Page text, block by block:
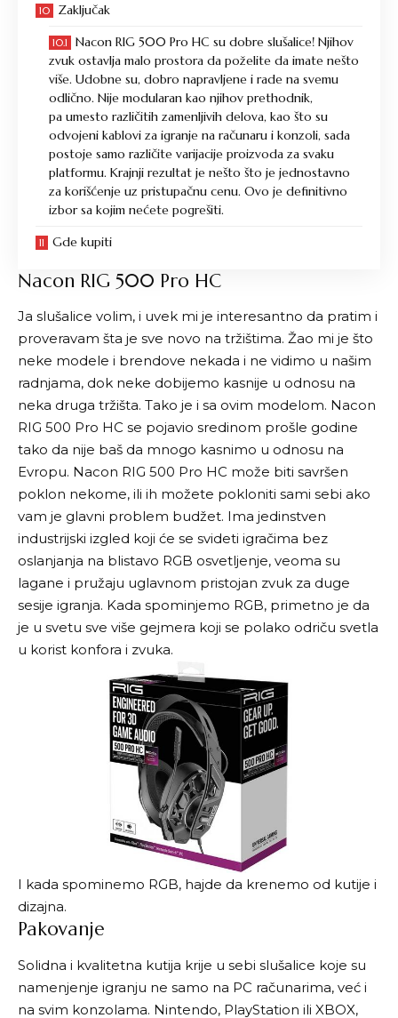
Zaključak
Nacon RIG 500 Pro HC su dobre slušalice! Njihov
zvuk ostavlja malo prostora da poželite da imate nešto
više. Udobne su, dobro napravljene i rade na svemu
odlično. Nije modularan kao njihov prethodnik,
pa umesto različitih zamenljivih delova, kao što su
odvojeni kablovi za igranje na računaru i konzoli, sada
postoje samo različite varijacije proizvoda za svaku
platformu. Krajnji rezultat je nešto što je jednostavno
za korišćenje uz pristupačnu cenu. Ovo je definitivno
izbor sa kojim nećete pogrešiti.
Gde kupiti
Nacon RIG 500 Pro HC
Ja slušalice volim, i uvek mi je interesantno da pratim i
proveravam šta je sve novo na tržištima. Žao mi je što
neke modele i brendove nekada i ne vidimo u našim
radnjama, dok neke dobijemo kasnije u odnosu na
neka druga tržišta. Tako je i sa ovim modelom. Nacon
RIG 500 Pro HC se pojavio sredinom prošle godine
tako da nije baš da mnogo kasnimo u odnosu na
Evropu. Nacon RIG 500 Pro HC može biti savršen
poklon nekome, ili ih možete pokloniti sami sebi ako
vam je glavni problem budžet. Ima jedinstven
industrijski izgled koji će se svideti igračima bez
oslanjanja na blistavo RGB osvetljenje, veoma su
lagane i pružaju uglavnom pristojan zvuk za duge
sesije igranja. Kada spominjemo RGB, primetno je da
je u svetu sve više gejmera koji se polako odriču svetla
u korist konfora i zvuka.
I kada spominemo RGB, hajde da krenemo od kutije i
dizajna.
Pakovanje
Solidna i kvalitetna kutija krije u sebi slušalice koje su
namenjenje igranju ne samo na PC računarima, već i
na svim konzolama. Nintendo, PlayStation ili XBOX,